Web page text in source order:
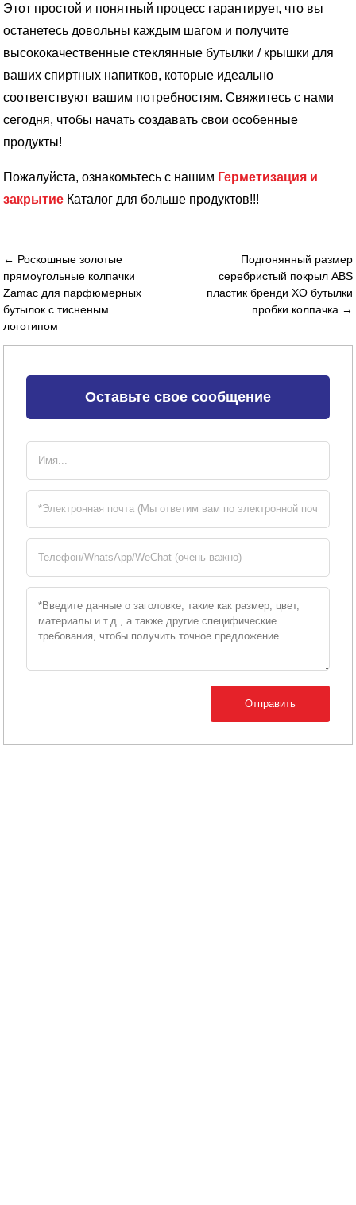
Этот простой и понятный процесс гарантирует, что вы
останетесь довольны каждым шагом и получите
высококачественные стеклянные бутылки / крышки для
ваших спиртных напитков, которые идеально
соответствуют вашим потребностям. Свяжитесь с нами
сегодня, чтобы начать создавать свои особенные
продукты!
Пожалуйста, ознакомьтесь с нашим Герметизация и
закрытие Каталог для больше продуктов!!!
← Роскошные золотые
прямоугольные колпачки
Zamac для парфюмерных
бутылок с тисненым
логотипом
Подгонянный размер
серебристый покрыл ABS
пластик бренди XO бутылки
пробки колпачка →
Оставьте свое сообщение
Отправить